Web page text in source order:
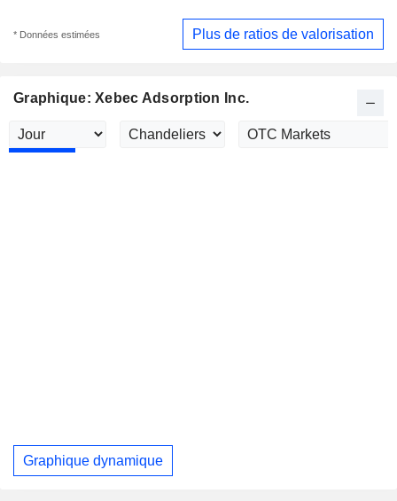
* Données estimées Plus de ratios de valorisation
Graphique: Xebec Adsorption Inc.
Graphique dynamique